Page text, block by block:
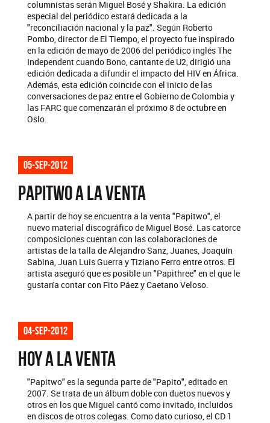
columnistas serán Miguel Bosé y Shakira. La edición
especial del periódico estará dedicada a la
"reconciliación nacional y la paz". Según Roberto
Pombo, director de El Tiempo, el proyecto fue inspirado
en la edición de mayo de 2006 del periódico inglés The
Independent cuando Bono, cantante de U2, dirigió una
edición dedicada a difundir el impacto del HIV en África.
Además, esta edición coincide con el inicio de las
conversaciones de paz entre el Gobierno de Colombia y
las FARC que comenzarán el próximo 8 de octubre en
Oslo.
05-sep-2012
PAPITWO A LA VENTA
A partir de hoy se encuentra a la venta "Papitwo", el
nuevo material discográfico de Miguel Bosé. Las catorce
composiciones cuentan con las colaboraciones de
artistas de la talla de Alejandro Sanz, Juanes, Joaquín
Sabina, Juan Luis Guerra y Tiziano Ferro entre otros. El
artista aseguró que es posible un "Papithree" en el que le
gustaría contar con Fito Páez y Caetano Veloso.
04-sep-2012
HOY A LA VENTA
"Papitwo" es la segunda parte de "Papito", editado en
2007. Se trata de un álbum doble con duetos nuevos y
otros en los que Miguel cantó como invitado, incluidos
en discos de otros colegas. Como dato curioso, el CD 1